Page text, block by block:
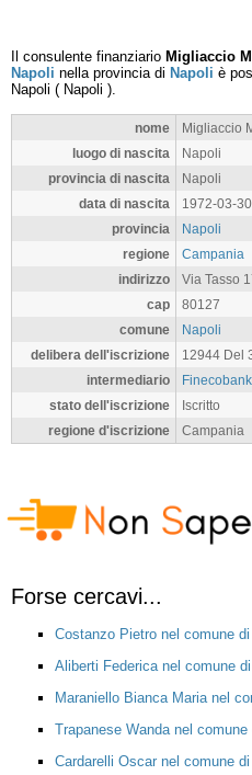
Il consulente finanziario Migliaccio
Napoli nella provincia di Napoli è
Napoli ( Napoli ).
nome
Migliaccio
luogo di nascita
Napoli
provincia di nascita
Napoli
data di nascita
1972-03-30
provincia
Napoli
regione
Campania
indirizzo
Via Tasso
cap
80127
comune
Napoli
delibera dell'iscrizione
12944 Del
intermediario
stato dell'iscrizione
Iscritto
regione d'iscrizione
Campania
Forse cercavi...
Costanzo Pietro nel comune
Aliberti Federica nel comune
Maraniello Bianca Maria nel
Trapanese Wanda nel
Cardarelli Oscar nel comune